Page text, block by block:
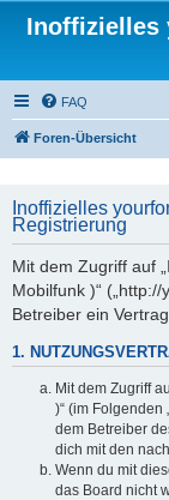
Inoffizielles
FAQ
Foren-Übersicht
Inoffizielles
Registrierung
Mit dem Zugriff auf
Mobilfunk )“
Betreiber ein
1.
Mit dem Zugriff
)“ (im Folgenden
dem Betreiber
dich mit den
Wenn du mit
das Board nicht